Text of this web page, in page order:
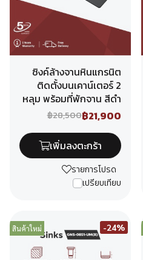
ซิงค์ล้างจานหินแกรนิต
ติดตั้งบนเคาน์เตอร์ 2
หลุม พร้อมที่พักจาน สีดำ
฿28,500฿21,900
เพิ่มลงตะกร้า
รายการโปรด
เปรียบเทียบ
สินค้าใหม่ -24%